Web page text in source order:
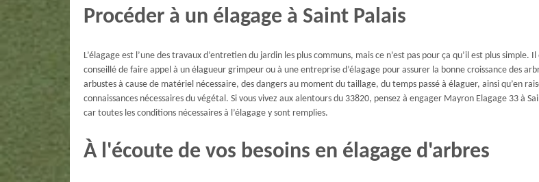
Procéder à un élagage à Saint Palais
L’élagage est l’une des travaux d’entretien du jardin les plus communs, mais ce n’est pas pour ça qu’il est plus simple. Il
conseillé de faire appel à un élagueur grimpeur ou à une entreprise d’élagage pour assurer la bonne croissance des
arbustes à cause de matériel nécessaire, des dangers au moment du taillage, du temps passé à élaguer, ainsi qu’en
connaissances nécessaires du végétal. Si vous vivez aux alentours du 33820, pensez à engager Mayron Elagage 33 à
car toutes les conditions nécessaires à l’élagage y sont remplies.
À l'écoute de vos besoins en élagage d'arbres